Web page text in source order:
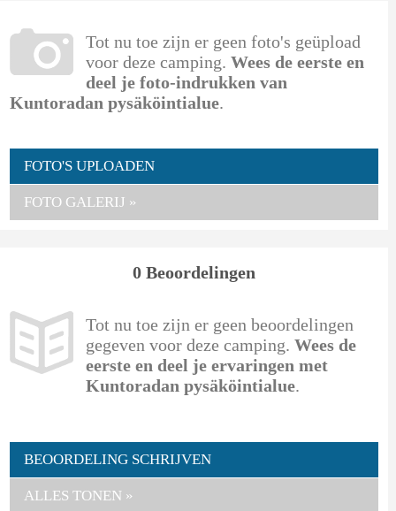
Tot nu toe zijn er geen foto's geüpload
voor deze camping. Wees de eerste en
deel je foto-indrukken van
Kuntoradan pysäköintialue.
FOTO'S UPLOADEN
FOTO GALERIJ »
0 Beoordelingen
Tot nu toe zijn er geen beoordelingen
gegeven voor deze camping. Wees de
eerste en deel je ervaringen met
Kuntoradan pysäköintialue.
BEOORDELING SCHRIJVEN
ALLES TONEN »